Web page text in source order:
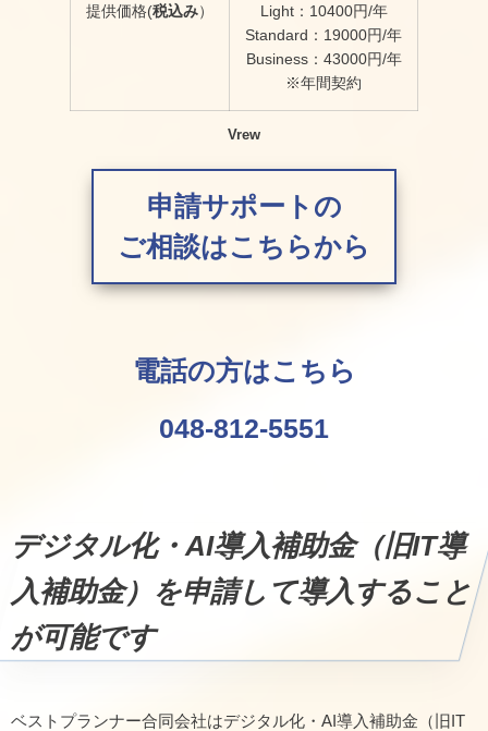
提供価格(税込み）
Light：10400円/年
Standard：19000円/年
Business：43000円/年
※年間契約
Vrew
申請サポートの
ご相談はこちらから
電話の方はこちら
048-812-5551
デジタル化・AI導入補助金（旧IT導
入補助金）を申請して導入すること
が可能です
ベストプランナー合同会社はデジタル化・AI導入補助金（旧IT